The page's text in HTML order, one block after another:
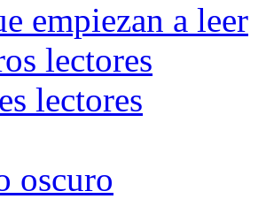
empiezan a leer
lectores
lectores
oscuro